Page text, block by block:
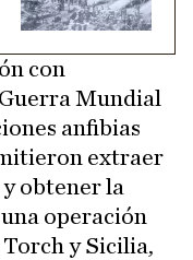
con
Mundial
anfibias
extraer
obtener la
operación
y Sicilia,